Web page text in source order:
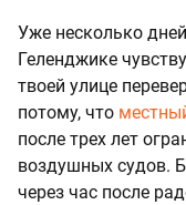
Уже несколько
Геленджике
твоей улице
потому, что
после трех лет
воздушных судов.
через час после